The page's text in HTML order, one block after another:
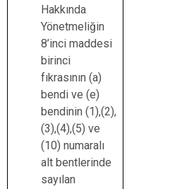
Hakkında
Yönetmeliğin
8’inci maddesi
birinci
fıkrasının (a)
bendi ve (e)
bendinin (1),(2),
(3),(4),(5) ve
(10) numaralı
alt bentlerinde
sayılan